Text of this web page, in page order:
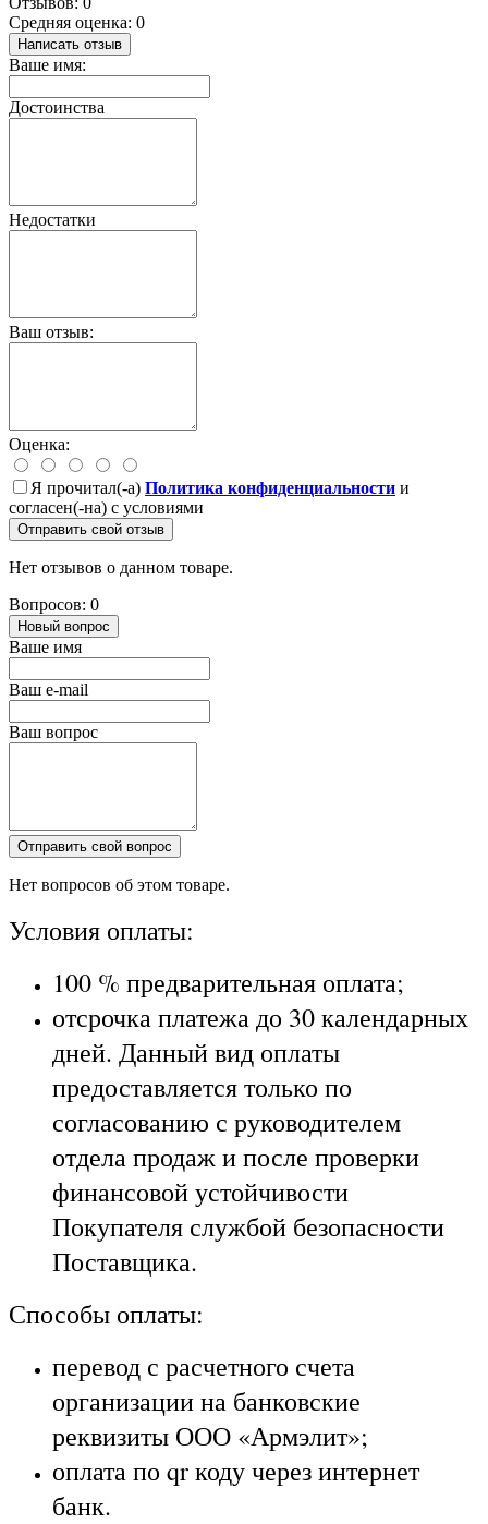
Средняя оценка: 0
Написать отзыв
Ваше имя:
Достоинства
Недостатки
Ваш отзыв:
Оценка:
Я прочитал(-а) Политика конфиденциальности и
согласен(-на) с условиями
Отправить свой отзыв
Нет отзывов о данном товаре.
Вопросов: 0
Новый вопрос
Ваше имя
Ваш e-mail
Ваш вопрос
Отправить свой вопрос
Нет вопросов об этом товаре.
Условия оплаты:
100 % предварительная оплата;
отсрочка платежа до 30 календарных
дней. Данный вид оплаты
предоставляется только по
согласованию с руководителем
отдела продаж и после проверки
финансовой устойчивости
Покупателя службой безопасности
Поставщика.
Способы оплаты:
перевод с расчетного счета
организации на банковские
реквизиты ООО «Армэлит»;
оплата по qr коду через интернет
банк.